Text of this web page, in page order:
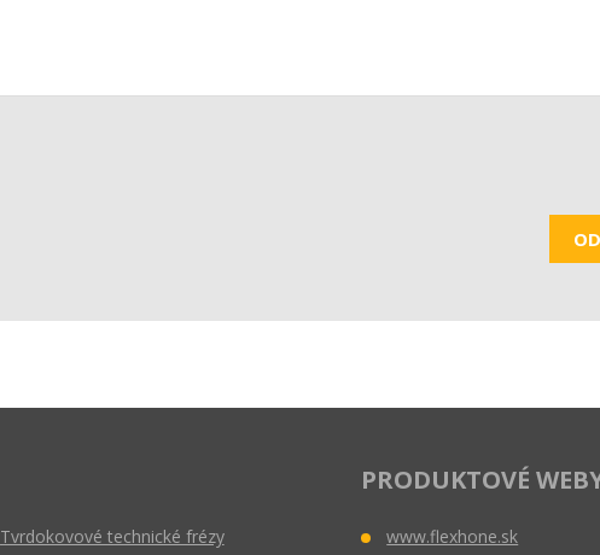
Tvrdokovové technické frézy
PRODUKTOVÉ
www.flexhone.sk